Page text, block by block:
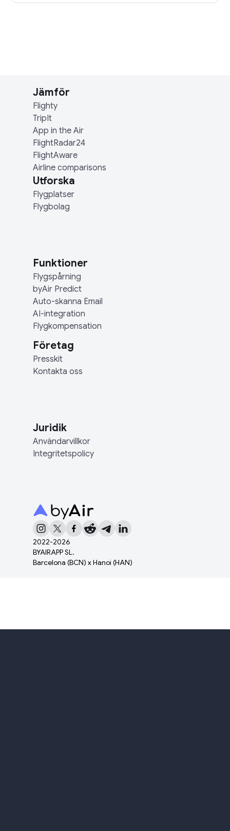
2022-2026
BYAIRAPP SL.
Barcelona (BCN) x Hanoi (HAN)
Jämför
Flighty
TripIt
App in the Air
FlightRadar24
FlightAware
Airline comparisons
Utforska
Flygplatser
Flygbolag
Funktioner
Flygspårning
byAir Predict
Auto-skanna Email
AI-integration
Flygkompensation
Företag
Presskit
Kontakta oss
Juridik
Användarvillkor
Integritetspolicy